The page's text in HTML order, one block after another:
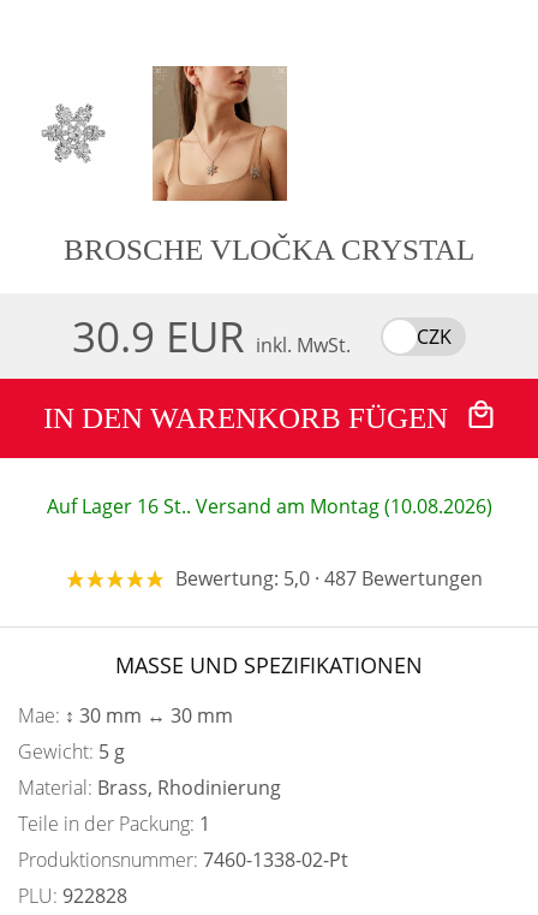
BROSCHE VLOČKA CRYSTAL
30.9 EUR inkl. MwSt. CZK
IN DEN WARENKORB FÜGEN
Auf Lager 16 St.. Versand am Montag (10.08.2026)
Bewertung: 5,0 · 487 Bewertungen
MASSE UND SPEZIFIKATIONEN
Mae: ↕ 30 mm ↔ 30 mm
Gewicht: 5 g
Material: Brass, Rhodinierung
Teile in der Packung: 1
Produktionsnummer: 7460-1338-02-Pt
PLU: 922828